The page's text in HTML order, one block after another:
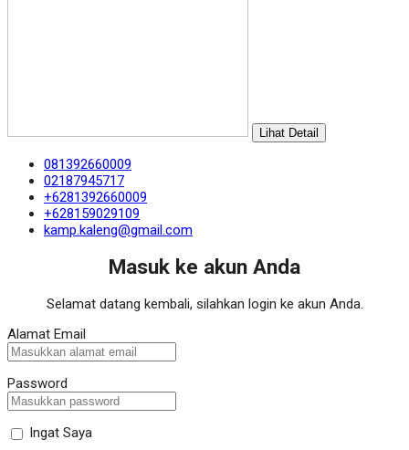
Lihat Detail
081392660009
02187945717
+6281392660009
+628159029109
kamp.kaleng@gmail.com
Masuk ke akun Anda
Selamat datang kembali, silahkan login ke akun Anda.
Alamat Email
Password
Ingat Saya